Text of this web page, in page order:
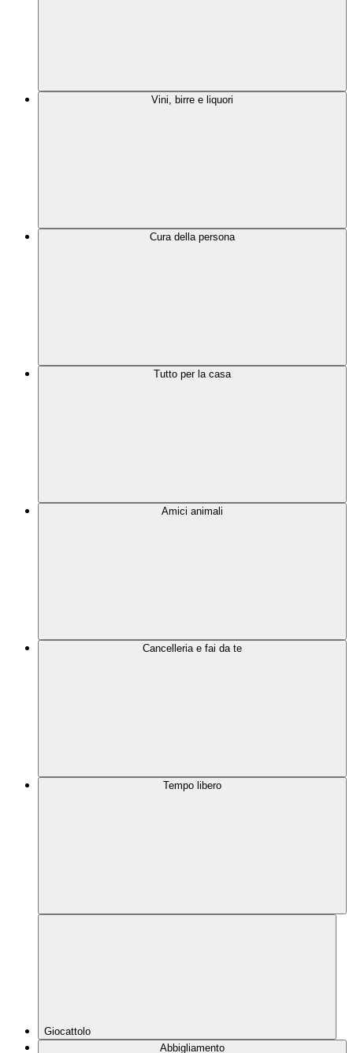
Vini, birre e liquori
Cura della persona
Tutto per la casa
Amici animali
Cancelleria e fai da te
Tempo libero
Giocattolo
Abbigliamento